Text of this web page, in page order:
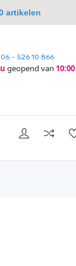
06 - 526 10 866
geopend van 10:00
artikelen